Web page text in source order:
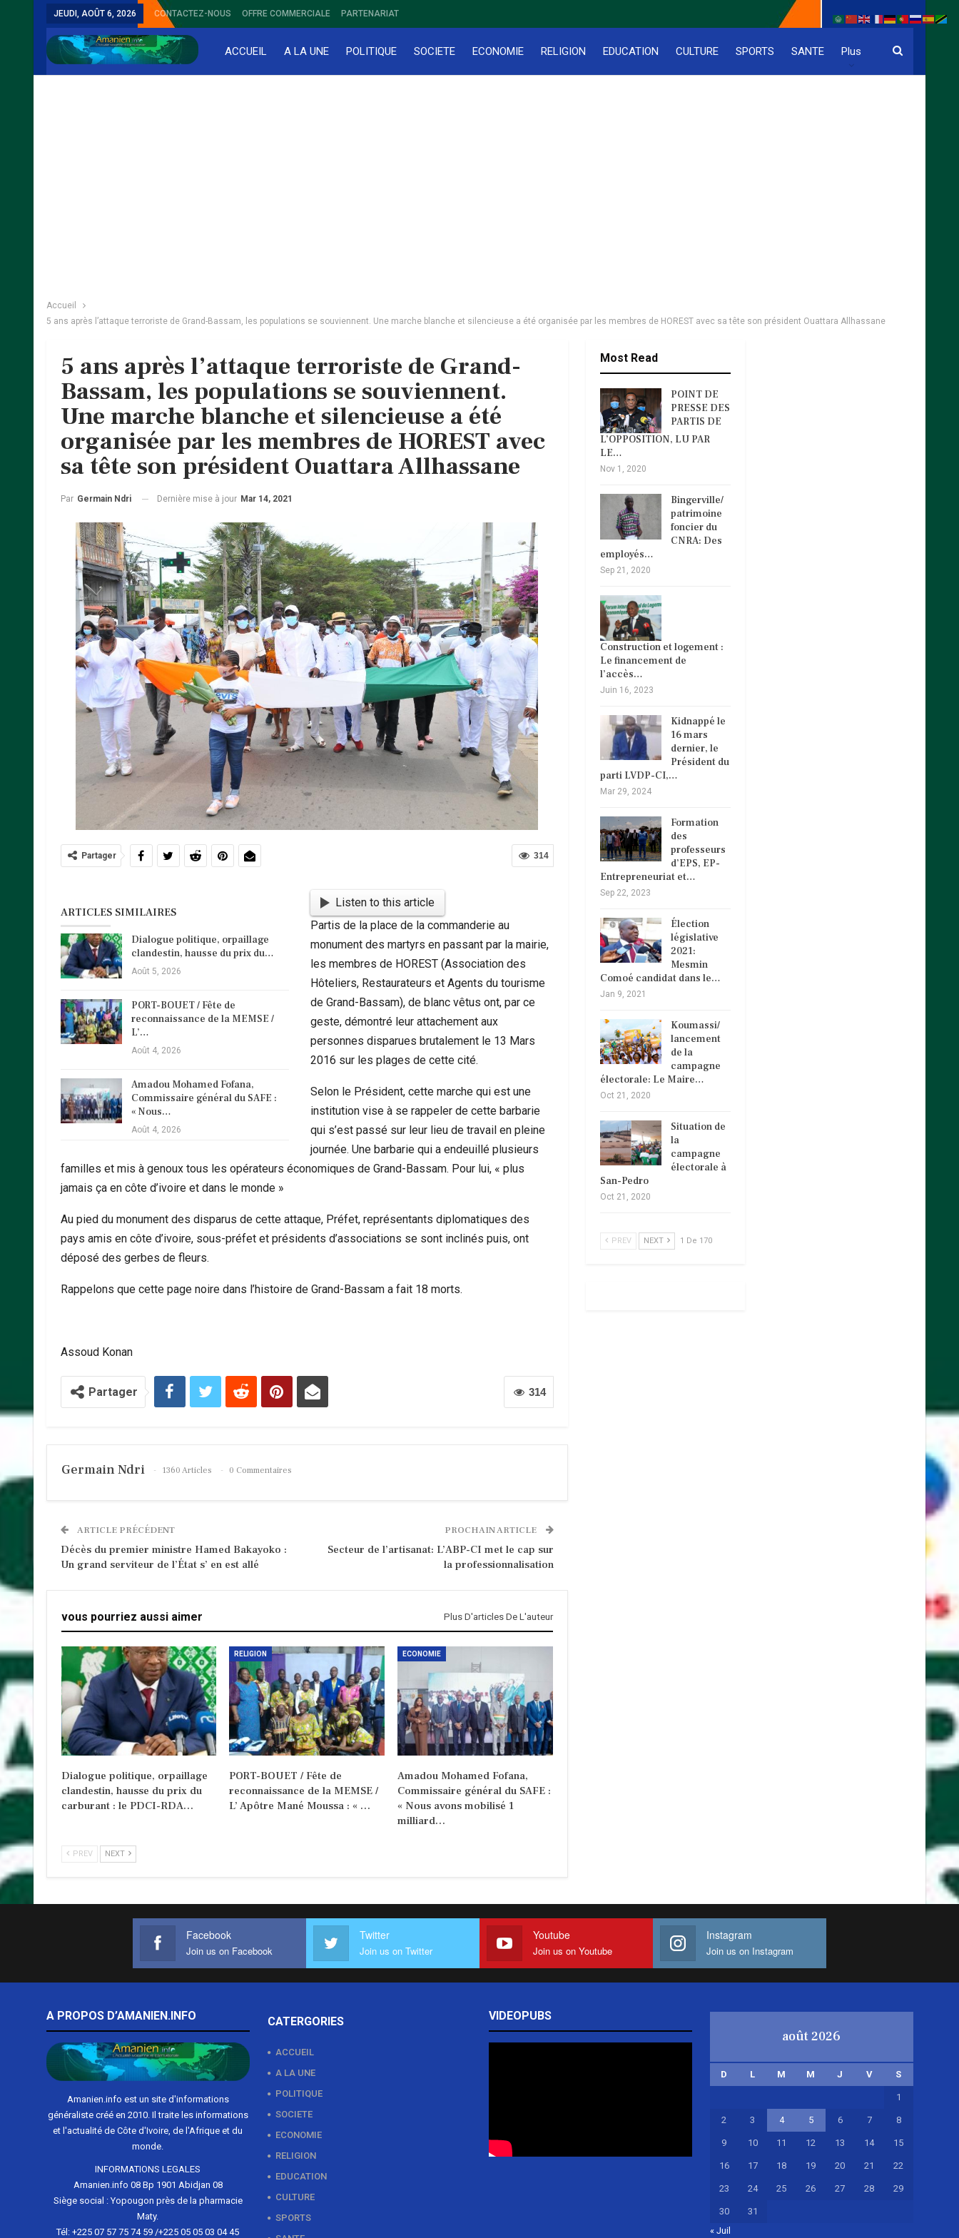
JEUDI, AOÛT 6, 2026 CONTACTEZ-NOUS OFFRE COMMERCIALE PARTENARIAT
ACCUEIL A LA UNE POLITIQUE SOCIETE ECONOMIE RELIGION EDUCATION CULTURE SPORTS SANTE Plus
Accueil
5 ans après l’attaque terroriste de Grand-Bassam, les populations se souviennent. Une marche blanche et silencieuse a été organisée par les membres de HOREST avec sa tête son président Ouattara Allhassane
5 ans après l’attaque terroriste de Grand-
Bassam, les populations se souviennent.
Une marche blanche et silencieuse a été
organisée par les membres de HOREST avec
sa tête son président Ouattara Allhassane
Par Germain Ndri Dernière mise à jour Mar 14, 2021
314
Partager
ARTICLES SIMILAIRES
Dialogue politique, orpaillage
clandestin, hausse du prix du…
Août 5, 2026
PORT-BOUET / Fête de
reconnaissance de la MEMSE /
L’…
Août 4, 2026
Amadou Mohamed Fofana,
Commissaire général du SAFE :
« Nous…
Août 4, 2026
Listen to this article
Partis de la place de la commanderie au
monument des martyrs en passant par la mairie,
les membres de HOREST (Association des
Hôteliers, Restaurateurs et Agents du tourisme
de Grand-Bassam), de blanc vêtus ont, par ce
geste, démontré leur attachement aux
personnes disparues brutalement le 13 Mars
2016 sur les plages de cette cité.
Selon le Président, cette marche qui est une
institution vise à se rappeler de cette barbarie
qui s’est passé sur leur lieu de travail en pleine
journée. Une barbarie qui a endeuillé plusieurs
familles et mis à genoux tous les opérateurs économiques de Grand-Bassam. Pour lui, « plus
jamais ça en côte d’ivoire et dans le monde »
Au pied du monument des disparus de cette attaque, Préfet, représentants diplomatiques des
pays amis en côte d’ivoire, sous-préfet et présidents d’associations se sont inclinés puis, ont
déposé des gerbes de fleurs.
Rappelons que cette page noire dans l’histoire de Grand-Bassam a fait 18 morts.
Assoud Konan
314
Partager
Germain Ndri 1360 Articles 0 Commentaires
ARTICLE PRÉCÉDENT
Décès du premier ministre Hamed Bakayoko :
Un grand serviteur de l’État s’ en est allé
PROCHAIN ARTICLE
Secteur de l’artisanat: L’ABP-CI met le cap sur
la professionnalisation
vous pourriez aussi aimer Plus D'articles De L'auteur
Dialogue politique, orpaillage
clandestin, hausse du prix du
carburant : le PDCI-RDA…
RELIGION
PORT-BOUET / Fête de
reconnaissance de la MEMSE /
L’ Apôtre Mané Moussa : « …
ECONOMIE
Amadou Mohamed Fofana,
Commissaire général du SAFE :
« Nous avons mobilisé 1
milliard…
PREV NEXT
Most Read
POINT DE
PRESSE DES
PARTIS DE
L’OPPOSITION, LU PAR
LE…
Nov 1, 2020
Bingerville/
patrimoine
foncier du
CNRA: Des
employés…
Sep 21, 2020
Construction et logement :
Le financement de
l’accès…
Juin 16, 2023
Kidnappé le
16 mars
dernier, le
Président du
parti LVDP-CI,…
Mar 29, 2024
Formation
des
professeurs
d’EPS, EP-
Entrepreneuriat et…
Sep 22, 2023
Élection
législative
2021:
Mesmin
Comoé candidat dans le…
Jan 9, 2021
Koumassi/
lancement
de la
campagne
électorale: Le Maire…
Oct 21, 2020
Situation de
la
campagne
électorale à
San-Pedro
Oct 21, 2020
PREV NEXT 1 De 170
Facebook
Join us on Facebook
Twitter
Join us on Twitter
Youtube
Join us on Youtube
Instagram
Join us on Instagram
A PROPOS D’AMANIEN.INFO
Amanien.info est un site d'informations
généraliste créé en 2010. Il traite les informations
et l'actualité de Côte d'Ivoire, de l'Afrique et du
monde.
INFORMATIONS LEGALES
Amanien.info 08 Bp 1901 Abidjan 08
Siège social : Yopougon près de la pharmacie
Maty.
Tél: +225 07 57 75 74 59 /+225 05 05 03 04 45
CATERGORIES
ACCUEIL
A LA UNE
POLITIQUE
SOCIETE
ECONOMIE
RELIGION
EDUCATION
CULTURE
SPORTS
VIDEOPUBS
août 2026
D L M M J V S
1
2 3 4 5 6 7 8
9 10 11 12 13 14 15
16 17 18 19 20 21 22
23 24 25 26 27 28 29
30
31
« Juil